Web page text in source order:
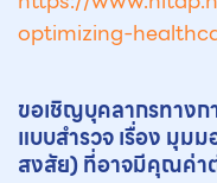
optimizing-
ขอเชิญบุคลากรทาง
แบบสำรวจ เรื่อง มุม
สงสัย) ที่อาจมีคุณค่า